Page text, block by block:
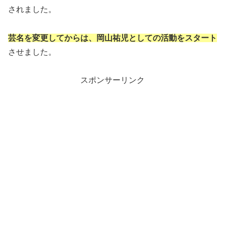
されました。
芸名を変更してからは、岡山祐児としての活動をスタート
させました。
スポンサーリンク